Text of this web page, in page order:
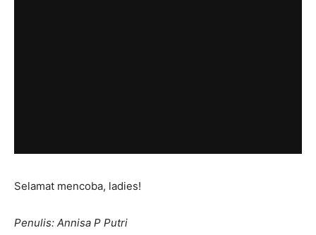
Selamat mencoba, ladies!
Penulis: Annisa P Putri